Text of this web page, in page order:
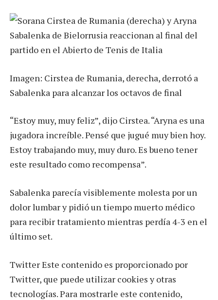
Imagen: Cirstea de Rumania, derecha, derrotó a
Sabalenka para alcanzar los octavos de final
“Estoy muy, muy feliz”, dijo Cirstea. “Aryna es una
jugadora increíble. Pensé que jugué muy bien hoy.
Estoy trabajando muy, muy duro. Es bueno tener
este resultado como recompensa”.
Sabalenka parecía visiblemente molesta por un
dolor lumbar y pidió un tiempo muerto médico
para recibir tratamiento mientras perdía 4-3 en el
último set.
Twitter Este contenido es proporcionado por
Twitter, que puede utilizar cookies y otras
tecnologías. Para mostrarle este contenido,